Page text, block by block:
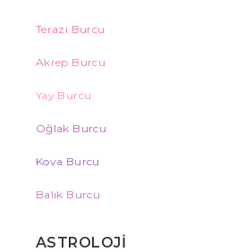
Terazi Burcu
Akrep Burcu
Yay Burcu
Oğlak Burcu
Kova Burcu
Balık Burcu
ASTROLOJİ